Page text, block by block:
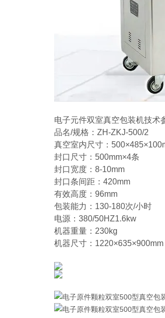
电子元件双室真空包装机技术
品名/规格：ZH-ZKJ-500/2
真空室内尺寸：
封口尺寸：500mm×4条
封口宽度：8-10mm
封口条间距：420mm
有效高度：96mm
包装能力：130-180次/小时
电源：380/50HZ1.6kw
机器重量：230kg
机器尺寸：1220×635×900mm